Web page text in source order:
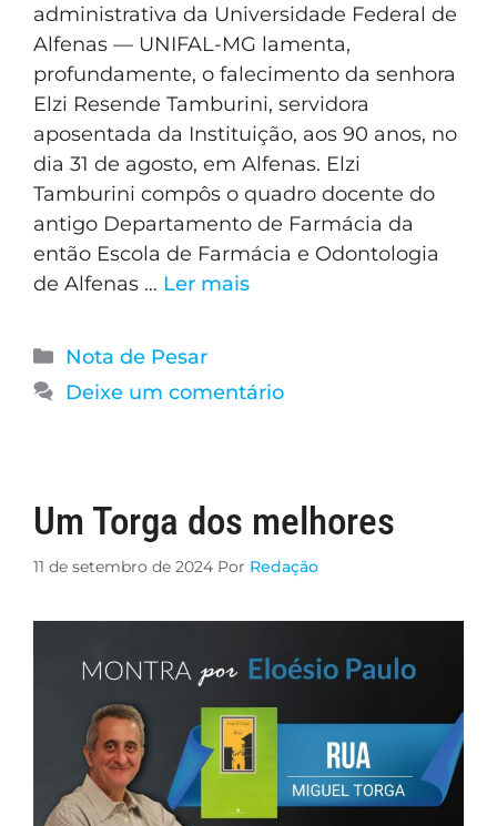
administrativa da Universidade Federal de
Alfenas — UNIFAL-MG lamenta,
profundamente, o falecimento da senhora
Elzi Resende Tamburini, servidora
aposentada da Instituição, aos 90 anos, no
dia 31 de agosto, em Alfenas. Elzi
Tamburini compôs o quadro docente do
antigo Departamento de Farmácia da
então Escola de Farmácia e Odontologia
de Alfenas … Ler mais
Nota de Pesar
Deixe um comentário
Um Torga dos melhores
11 de setembro de 2024 Por Redação